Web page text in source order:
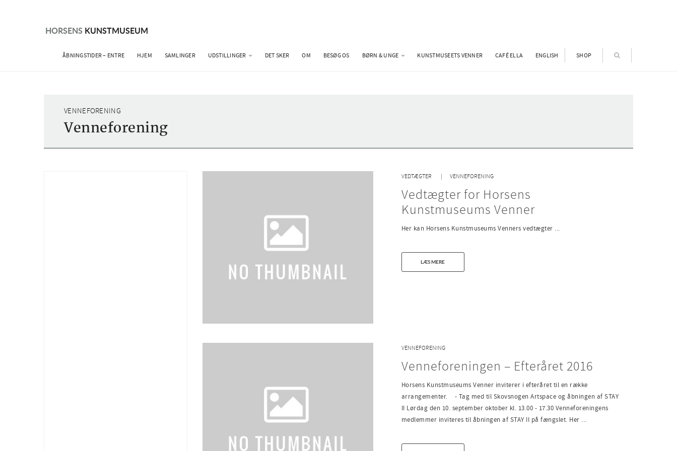
HORSENS KUNSTMUSEUM
ÅBNINGSTIDER – ENTRE HJEM SAMLINGER UDSTILLINGER DET SKER OM BESØG OS BØRN & UNGE KUNSTMUSEETS VENNER CAFÉ ELLA ENGLISH SHOP
VENNEFORENING
Venneforening
VEDTÆGTER VENNEFORENING
Vedtægter for Horsens
Kunstmuseums Venner
Her kan Horsens Kunstmuseums Venners vedtægter ...
LÆS MERE
VENNEFORENING
Venneforeningen – Efteråret 2016
Horsens Kunstmuseums Venner inviterer i efteråret til en række
arrangementer. - Tag med til Skovsnogen Artspace og åbningen af STAY
II Lørdag den 10. september oktober kl. 13.00 - 17.30 Venneforeningens
medlemmer inviteres til åbningen af STAY II på fængslet. Her ...